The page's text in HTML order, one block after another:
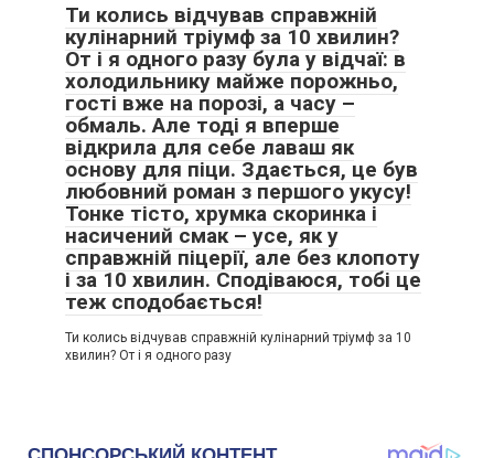
Ти колись відчував справжній
кулінарний тріумф за 10 хвилин?
От і я одного разу була у відчаї: в
холодильнику майже порожньо,
гості вже на порозі, а часу –
обмаль. Але тоді я вперше
відкрила для себе лаваш як
основу для піци. Здається, це був
любовний роман з першого укусу!
Тонке тісто, хрумка скоринка і
насичений смак – усе, як у
справжній піцерії, але без клопоту
і за 10 хвилин. Сподіваюся, тобі це
теж сподобається!
Ти колись відчував справжній кулінарний тріумф за 10
хвилин? От і я одного разу